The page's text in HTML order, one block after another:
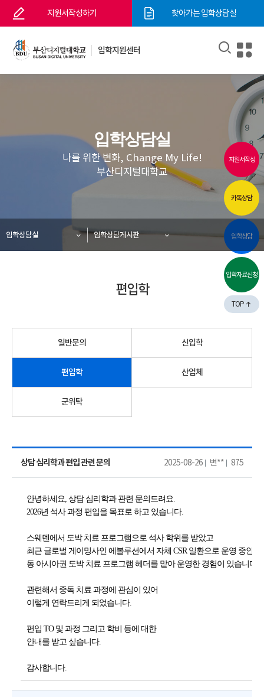
지원서작성하기 찾아가는 입학상담실
입학지원센터
입학상담실
나를 위한 변화, Change My Life!
부산디지털대학교
입학상담실 입학상담게시판
편입학
일반문의 신입학
편입학 산업체
군위탁
상담 심리학과 편입 관련 문의 2025-08-26 변** 875
안녕하세요, 상담 심리학과 관련 문의드려요.
2026년 석사 과정 편입을 목표로 하고 있습니다.
스웨덴에서 도박 치료 프로그램으로 석사 학위를 받았고
최근 글로벌 게이밍사인 에볼루션에서 자체 CSR 일환으로 운영 중인
동 아시아권 도박 치료 프로그램 헤더를 맡아 운영한 경험이 있습니다.
관련해서 중독 치료 과정에 관심이 있어
이렇게 연락드리게 되었습니다.
편입 TO 및 과정 그리고 학비 등에 대한
안내를 받고 싶습니다.
감사합니다.
지원서작성
카톡상담
입학상담
입학자료신청
TOP